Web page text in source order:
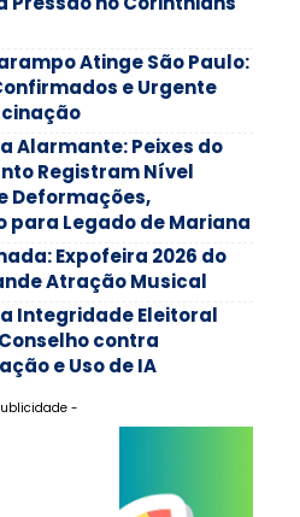
Atinge São Paulo:
e Urgente
Alarmante: Peixes do
Registram Nível
Deformações,
para Legado de Mariana
Expofeira 2026 do
Atração Musical
Integridade Eleitoral
contra
e Uso de IA
-